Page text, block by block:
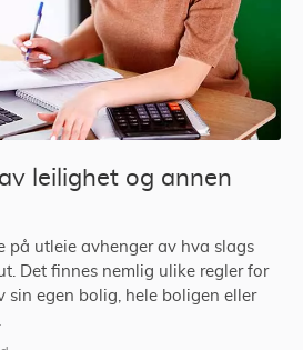
leilighet og annen
på utleie avhenger av hva slags
Det finnes nemlig ulike regler for
sin egen bolig, hele boligen eller